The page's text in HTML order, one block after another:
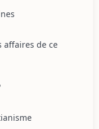
affaires de ce